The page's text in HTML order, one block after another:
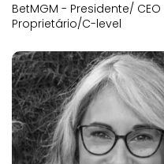
BetMGM - Presidente/
Proprietário/C-level